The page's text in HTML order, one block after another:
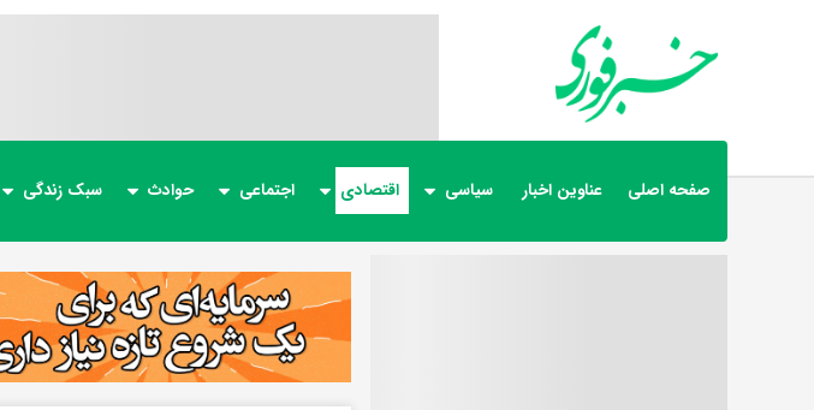
صفحه اصلی عناوین اخبار سیاسی اقتصادی اجتماعی حوادث سبک زندگی